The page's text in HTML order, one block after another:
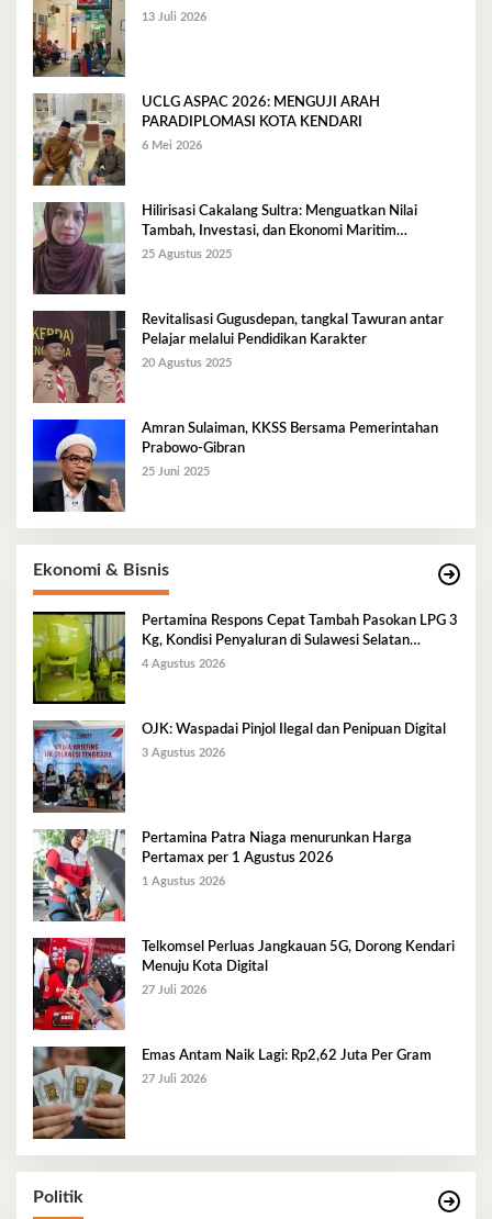
13 Juli 2026
UCLG ASPAC 2026: MENGUJI ARAH
PARADIPLOMASI KOTA KENDARI
6 Mei 2026
Hilirisasi Cakalang Sultra: Menguatkan Nilai
Tambah, Investasi, dan Ekonomi Maritim
Berkelanjutan
25 Agustus 2025
Revitalisasi Gugusdepan, tangkal Tawuran antar
Pelajar melalui Pendidikan Karakter
20 Agustus 2025
Amran Sulaiman, KKSS Bersama Pemerintahan
Prabowo-Gibran
25 Juni 2025
Ekonomi & Bisnis
Pertamina Respons Cepat Tambah Pasokan LPG 3
Kg, Kondisi Penyaluran di Sulawesi Selatan
Berlangsung Kondusif
4 Agustus 2026
OJK: Waspadai Pinjol Ilegal dan Penipuan Digital
3 Agustus 2026
Pertamina Patra Niaga menurunkan Harga
Pertamax per 1 Agustus 2026
1 Agustus 2026
Telkomsel Perluas Jangkauan 5G, Dorong Kendari
Menuju Kota Digital
27 Juli 2026
Emas Antam Naik Lagi: Rp2,62 Juta Per Gram
27 Juli 2026
Politik